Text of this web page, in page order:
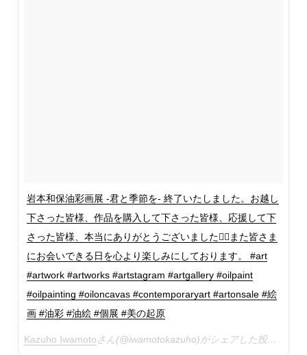
岩本和保油彩画展 -君と季節を- 終了いたしました。お越し
下さった皆様、作品を購入して下さった皆様、応援して下
さった皆様、本当にありがとうございました🙇‍♂️また皆さま
にお会いできる日を心より楽しみにしております。 #art
#artwork #artworks #artstagram #artgallery #oilpaint
#oilpainting #oiloncavas #contemporaryart #artonsale #絵
画 #油彩 #油絵 #個展 #美の起原
Kazuho Iwamotoさん(@iwamotokazuho)がシェアした投稿 –